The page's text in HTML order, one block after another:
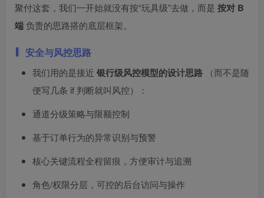
聚付这套，我们一开始就没有按“玩具级”去做，而是 按对 B
端负责的思路搭的底层框架。
安全与风控思路
我们用的是接近 银行级风控模型的设计思路
（而不是随
便写几条 if 判断就叫风控）：
通道分级策略与限额控制
基于订单行为的异常识别与预警
核心关键流程全程留痕，方便审计与追溯
角色/权限分层，可控的后台访问与操作